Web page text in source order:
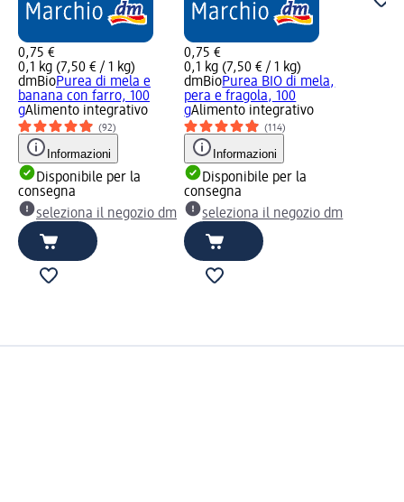
0,75 €
0,1 kg (7,50 € / 1 kg)
dmBioPurea di mela e
banana con farro, 100
gAlimento integrativo
(92)
Informazioni
Disponibile per la
consegna
seleziona il negozio dm
0,75 €
0,1 kg (7,50 € / 1 kg)
dmBioPurea BIO di mela,
pera e fragola, 100
gAlimento integrativo
(114)
Informazioni
Disponibile per la
consegna
seleziona il negozio dm